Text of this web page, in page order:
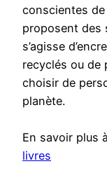
conscientes
proposent des
s’agisse
recyclés ou de
choisir de
planète.
En savoir plus
livres